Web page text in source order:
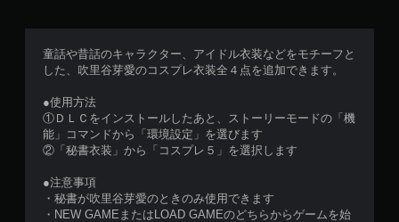
童話や昔話のキャラクター、アイドル衣装などをモチーフと
した、吹里谷芽愛のコスプレ衣装全４点を追加できます。
●使用方法
①ＤＬＣをインストールしたあと、ストーリーモードの「機
能」コマンドから「環境設定」を選びます
②「秘書衣装」から「コスプレ５」を選択します
●注意事項
・秘書が吹里谷芽愛のときのみ使用できます
・NEW GAMEまたはLOAD GAMEのどちらからゲームを始